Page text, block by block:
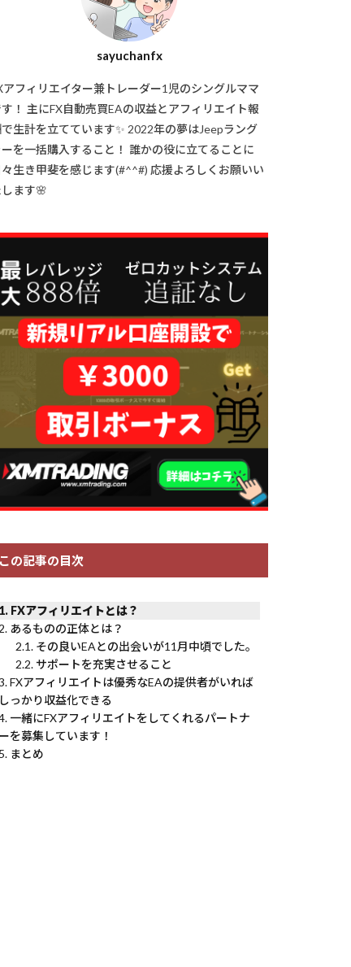
sayuchanfx
アフィリエイター兼トレーダー1児のシングルママ
す！ 主にFX自動売買EAの収益とアフィリエイト報
生計を立てています✨ 2022年の夢はJeepラング
ーを一括購入すること！ 誰かの役に立てることに
々生き甲斐を感じます(#^^#) 応援よろしくお願いい
ます🌸
この記事の目次
FXアフィリエイトとは？
あるものの正体とは？
その良いEAとの出会いが11月中頃でした。
サポートを充実させること
FXアフィリエイトは優秀なEAの提供者がいれば
しっかり収益化できる
一緒にFXアフィリエイトをしてくれるパートナ
ーを募集しています！
まとめ